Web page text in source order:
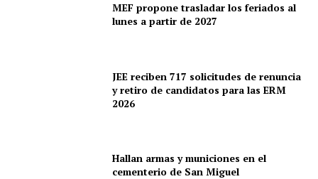
MEF propone trasladar los feriados al
lunes a partir de 2027
JEE reciben 717 solicitudes de renuncia
y retiro de candidatos para las ERM
2026
Hallan armas y municiones en el
cementerio de San Miguel